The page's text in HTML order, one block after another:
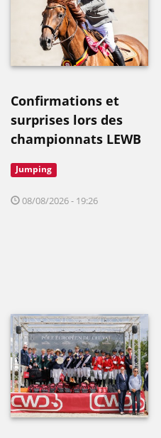
Confirmations et
surprises lors des
championnats LEWB
Jumping
08/08/2026 - 19:26